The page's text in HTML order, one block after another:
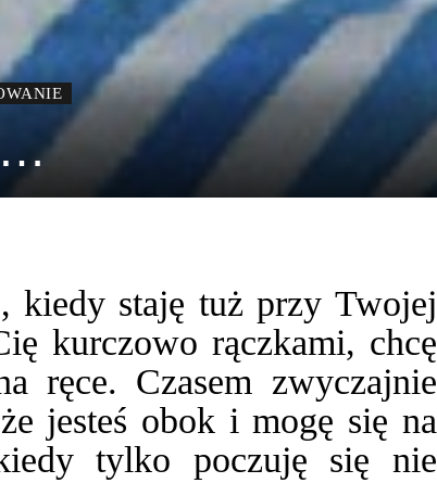
kiedy staję tuż przy Twojej
kurczowo rączkami, chcę
ręce. Czasem zwyczajnie
jesteś obok i mogę się na
tylko poczuję się nie